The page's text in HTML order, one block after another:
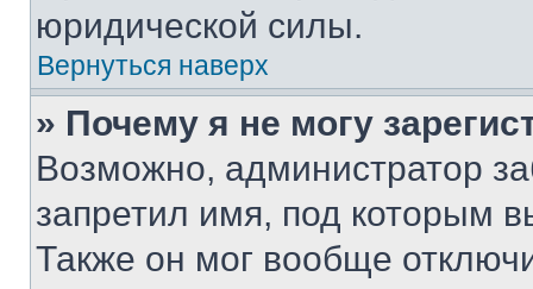
юридической силы.
Вернуться наверх
» Почему я не могу
Возможно, администратор
запретил имя, под которым
Также он мог вообще